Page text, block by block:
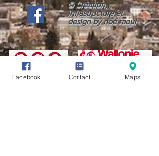
© Création,
infrastructure et
design by noé raoul
Facebook Contact Maps